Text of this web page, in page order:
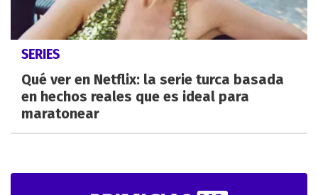
SERIES
Qué ver en Netflix: la serie turca basada
en hechos reales que es ideal para
maratonear